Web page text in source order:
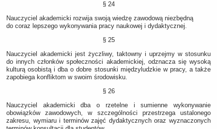
§ 24
Nauczyciel akademicki rozwija swoją wiedzę zawodową niezbędną
do coraz lepszego wykonywania pracy naukowej i dydaktycznej.
§ 25
Nauczyciel akademicki jest życzliwy, taktowny i uprzejmy w stosunku
do innych członków społeczności akademickiej, odznacza się wysoką
kulturą osobistą i dba o dobre stosunki międzyludzkie w pracy, a także
zapobiega konfliktom w swoim środowisku.
§ 26
Nauczyciel akademicki dba o rzetelne i sumienne wykonywanie
obowiązków zawodowych, w szczególności przestrzega ustalonego
zakresu, wymiaru i terminów zajęć dydaktycznych oraz wyznaczonych